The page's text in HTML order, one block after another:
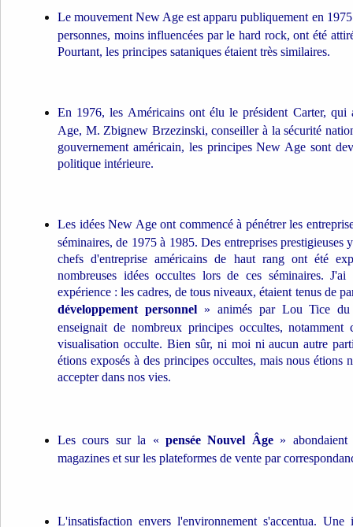
Le mouvement New Age est apparu publiquement en
personnes, moins influencées par le hard rock, ont été
Pourtant, les principes sataniques étaient très similaires.
En 1976, les Américains ont élu le président Carter,
Age, M. Zbignew Brzezinski, conseiller à la sécurité
gouvernement américain, les principes New Age sont
politique intérieure.
Les idées New Age ont commencé à pénétrer les
séminaires, de 1975 à 1985. Des entreprises
chefs d'entreprise américains de haut rang ont été
nombreuses idées occultes lors de ces séminaires. J'ai
expérience : les cadres, de tous niveaux, étaient tenus de
développement personnel» animés par Lou Tice du
enseignait de nombreux principes occultes,
visualisation occulte. Bien sûr, ni moi ni aucun autre
étions exposés à des principes occultes, mais nous étions
accepter dans nos vies.
Les cours sur la « pensée Nouvel Âge» abondaient
magazines et sur les plateformes de vente par
L'insatisfaction envers l'environnement s'accentua. Une